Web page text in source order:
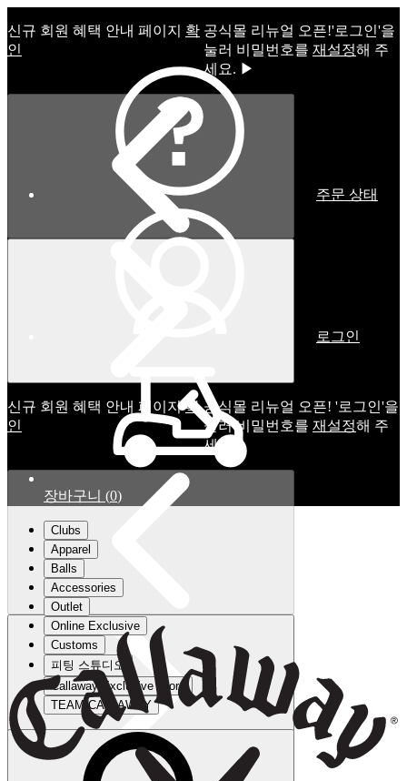
신규 회원 혜택 안내 페이지 확
인
공식몰 리뉴얼 오픈!ㅤ'로그인'을
눌러 비밀번호를 재설정해 주
세요. ▶
신규 회원 혜택 안내 페이지확
인
공식몰 리뉴얼 오픈! '로그인'을
눌러 비밀번호를 재설정해 주
세요.
주문 상태
로그인
장바구니 (0)
Clubs
Apparel
Balls
Accessories
Outlet
Online Exclusive
Customs
피팅 스튜디오
Callaway Exclusive Store
TEAM CALLAWAY